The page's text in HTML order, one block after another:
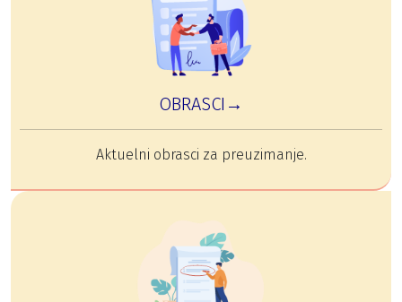
OBRASCI→
Aktuelni obrasci za preuzimanje.